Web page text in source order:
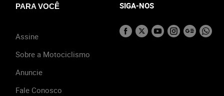
PARA VOCÊ
Assine
Sobre a Motociclismo
Anuncie
Fale Conosco
SIGA-NOS